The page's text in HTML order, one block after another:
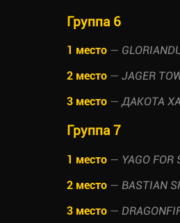
Группа 6
1 место —
2 место — JAGER
3 место — ДАКОТА
Группа 7
1 место — YAGO FOR
2 место — BASTIAN
3 место —